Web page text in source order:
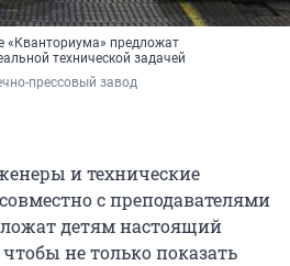
«Кванториума» предложат
технической задачей
прессовый завод
и технические
с преподавателями
детям настоящий
не только показать